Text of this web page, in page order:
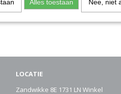
LOCATIE
Zandwikke 8E 1731 LN Winkel
Alles toestaan Nee, niet